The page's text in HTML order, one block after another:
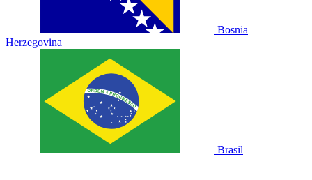
Bosnia
Herzegovina
Brasil